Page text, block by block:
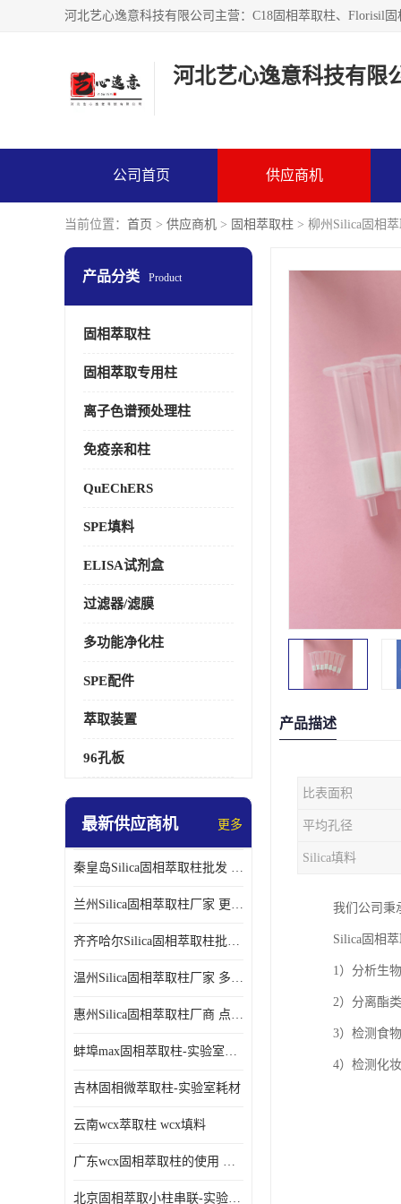
河北艺心逸意科技有限
公司首页 供应商机
当前位置： 首页 > 供应商机 > 固相萃取柱 > 柳州Silica固相
产品分类 Product
固相萃取柱
固相萃取专用柱
离子色谱预处理柱
免疫亲和柱
QuEChERS
SPE填料
ELISA试剂盒
过滤器/滤膜
多功能净化柱
SPE配件
萃取装置
96孔板
最新供应商机 更多
秦皇岛Silica固相萃取柱批发 更多请咨询
兰州Silica固相萃取柱厂家 更多请咨询
齐齐哈尔Silica固相萃取柱批发 更多请咨询
温州Silica固相萃取柱厂家 多种规格
惠州Silica固相萃取柱厂商 点击查询更多
蚌埠max固相萃取柱-实验室耗材
吉林固相微萃取柱-实验室耗材
云南wcx萃取柱 wcx填料
广东wcx固相萃取柱的使用 wcx固相萃取柱通用流程
北京固相萃取小柱串联-实验室耗材
产品描述
比表面积
平均孔径
Silica填料
我们公司秉
Silica固相萃
1）分析生
2）分离酯
3）检测食
4）检测化